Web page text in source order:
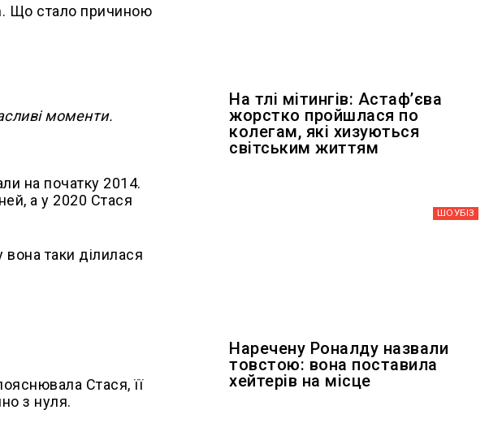
Що стало причиною
моменти.
на початку 2014.
а у 2020 Стася
вона таки ділилася
Стася, її
з нуля.
На тлі мітингів: Астафʼєва
жорстко пройшлася по
колегам, які хизуються
світським життям
ШОУБIЗ
Наречену Роналду назвали
товстою: вона поставила
хейтерів на місце